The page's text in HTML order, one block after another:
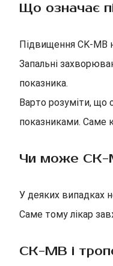
Що означає
Підвищення CK-MB
Запальні
показника.
Варто розуміти, що
показниками. Саме
Чи може CK-
У деяких випадках
Саме тому лікар
CK-MB і